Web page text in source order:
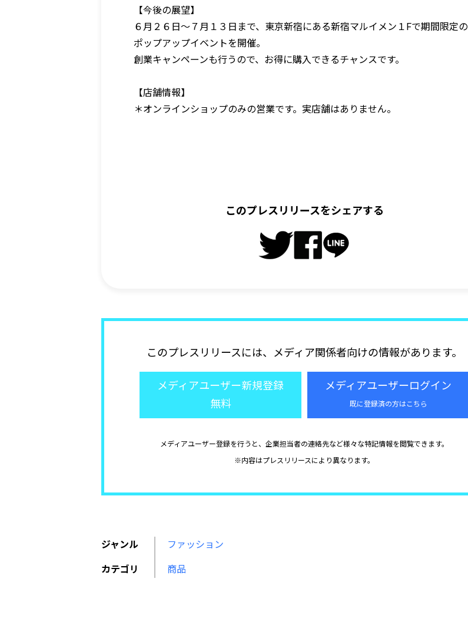
【今後の展望】
６月２６日～７月１３日まで、東京新宿にある新宿マルイメン１Fで期間限定の
ポップアップイベントを開催。
創業キャンペーンも行うので、お得に購入できるチャンスです。
【店舗情報】
＊オンラインショップのみの営業です。実店舗はありません。
このプレスリリースをシェアする
このプレスリリースには、メディア関係者向けの情報があります。
メディアユーザー新規登録
無料
メディアユーザーログイン
既に登録済の方はこちら
メディアユーザー登録を行うと、企業担当者の連絡先など様々な特記情報を閲覧できます。
※内容はプレスリリースにより異なります。
ジャンル ファッション
カテゴリ 商品